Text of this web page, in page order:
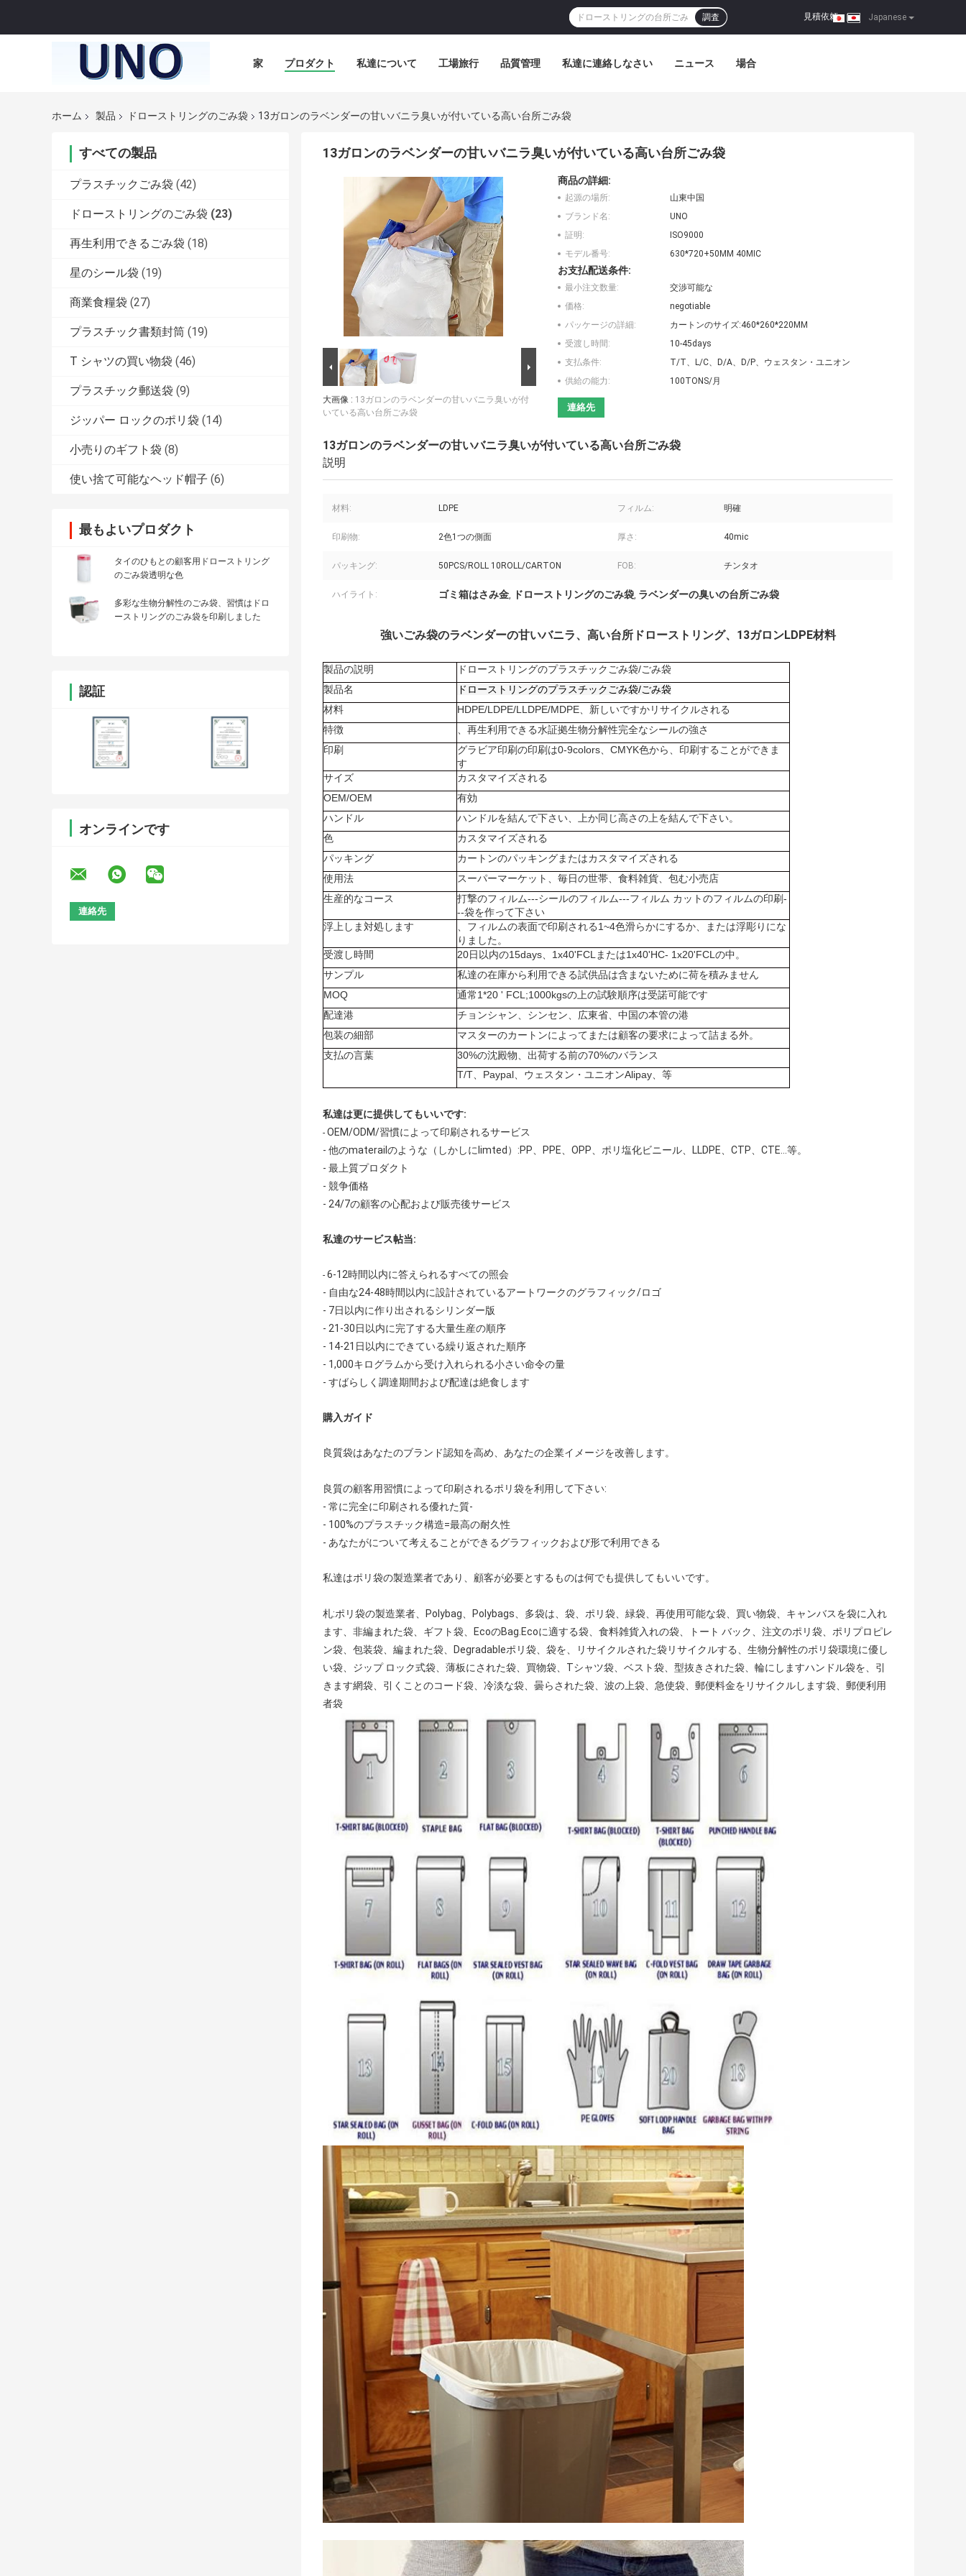
Japanese
見積依頼 |
調査
家 プロダクト 私達について 工場旅行 品質管理 私達に連絡しなさい ニュース 場合
ホーム 製品 ドローストリングのごみ袋 13ガロンのラベンダーの甘いバニラ臭いが付いている高い台所ごみ袋
すべての製品
プラスチックごみ袋 (42)
ドローストリングのごみ袋 (23)
再生利用できるごみ袋 (18)
星のシール袋 (19)
商業食糧袋 (27)
プラスチック書類封筒 (19)
T シャツの買い物袋 (46)
プラスチック郵送袋 (9)
ジッパー ロックのポリ袋 (14)
小売りのギフト袋 (8)
使い捨て可能なヘッド帽子 (6)
最もよいプロダクト
タイのひもとの顧客用ドローストリング
のごみ袋透明な色
多彩な生物分解性のごみ袋、習慣はドロ
ーストリングのごみ袋を印刷しました
認証
オンラインです
13ガロンのラベンダーの甘いバニラ臭いが付いている高い台所ごみ袋
大画像 : 13ガロンのラベンダーの甘いバニラ臭いが付
いている高い台所ごみ袋
商品の詳細:
起源の場所:
山東中国
ブランド名:
UNO
証明:
ISO9000
モデル番号:
630*720+50MM 40MIC
お支払配送条件:
最小注文数量:
交渉可能な
価格:
negotiable
パッケージの詳細:
カートンのサイズ:460*260*220MM
受渡し時間:
10-45days
支払条件:
T/T、L/C、D/A、D/P、ウェスタン・ユニオン
供給の能力:
100TONS/月
連絡先
13ガロンのラベンダーの甘いバニラ臭いが付いている高い台所ごみ袋
説明
材料: LDPE フィルム: 明確
印刷物: 2色1つの側面 厚さ: 40mic
パッキング: 50PCS/ROLL 10ROLL/CARTON FOB: チンタオ
ハイライト: ゴミ箱はさみ金, ドローストリングのごみ袋, ラベンダーの臭いの台所ごみ袋
強いごみ袋のラベンダーの甘いバニラ、高い台所ドローストリング、13ガロンLDPE材料
製品の説明
ドローストリングのプラスチックごみ袋/ごみ袋
製品名
ドローストリングのプラスチックごみ袋/ごみ袋
材料
HDPE/LDPE/LLDPE/MDPE、新しいですかリサイクルされる
特徴
、再生利用できる水証拠生物分解性完全なシールの強さ
印刷
グラビア印刷の印刷は0-9colors、CMYK色から、印刷することができま
す
サイズ
カスタマイズされる
OEM/OEM
有効
ハンドル
ハンドルを結んで下さい、上か同じ高さの上を結んで下さい。
色
カスタマイズされる
パッキング
カートンのパッキングまたはカスタマイズされる
使用法
スーパーマーケット、毎日の世帯、食料雑貨、包む小売店
生産的なコース
打撃のフィルム---シールのフィルム---フィルム カットのフィルムの印刷-
--袋を作って下さい
浮上しま対処します
、フィルムの表面で印刷される1~4色滑らかにするか、または浮彫りにな
りました。
受渡し時間
20日以内の15days、1x40'FCLまたは1x40'HC- 1x20'FCLの中。
サンプル
私達の在庫から利用できる試供品は含まないために荷を積みません
MOQ
通常1*20 ' FCL;1000kgsの上の試験順序は受諾可能です
配達港
チョンシャン、シンセン、広東省、中国の本管の港
包装の細部
マスターのカートンによってまたは顧客の要求によって詰まる外。
支払の言葉
30%の沈殿物、出荷する前の70%のバランス
T/T、Paypal、ウェスタン・ユニオンAlipay、等
私達は更に提供してもいいです:
- OEM/ODM/習慣によって印刷されるサービス
- 他のmaterailのような（しかしにlimted）:PP、PPE、OPP、ポリ塩化ビニール、LLDPE、CTP、CTE…等。
- 最上質プロダクト
- 競争価格
- 24/7の顧客の心配および販売後サービス
私達のサービス帖当:
- 6-12時間以内に答えられるすべての照会
- 自由な24-48時間以内に設計されているアートワークのグラフィック/ロゴ
- 7日以内に作り出されるシリンダー版
- 21-30日以内に完了する大量生産の順序
- 14-21日以内にできている繰り返された順序
- 1,000キログラムから受け入れられる小さい命令の量
- すばらしく調達期間および配達は絶食します
購入ガイド
良質袋はあなたのブランド認知を高め、あなたの企業イメージを改善します。
良質の顧客用習慣によって印刷されるポリ袋を利用して下さい:
- 常に完全に印刷される優れた質-
- 100%のプラスチック構造=最高の耐久性
- あなたがについて考えることができるグラフィックおよび形で利用できる
私達はポリ袋の製造業者であり、顧客が必要とするものは何でも提供してもいいです。
札:ポリ袋の製造業者、Polybag、Polybags、多袋は、袋、ポリ袋、緑袋、再使用可能な袋、買い物袋、キャンバスを袋に入れ
ます、非編まれた袋、ギフト袋、EcoのBag.Ecoに適する袋、食料雑貨入れの袋、トート バック、注文のポリ袋、ポリプロピレ
ン袋、包装袋、編まれた袋、Degradableポリ袋、袋を、リサイクルされた袋リサイクルする、生物分解性のポリ袋環境に優し
い袋、ジップ ロック式袋、薄板にされた袋、買物袋、Tシャツ袋、ベスト袋、型抜きされた袋、輪にしますハンドル袋を、引
きます網袋、引くことのコード袋、冷淡な袋、曇らされた袋、波の上袋、急使袋、郵便料金をリサイクルします袋、郵便利用
者袋